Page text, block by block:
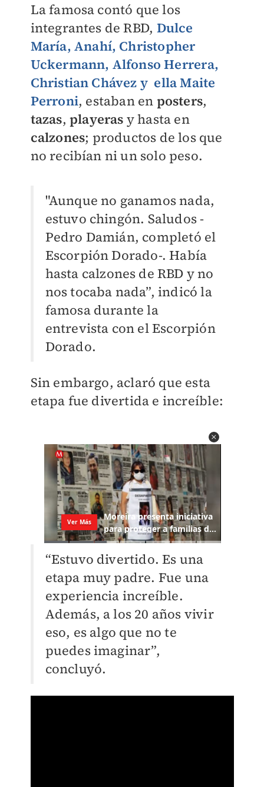
La famosa contó que los
integrantes de RBD, Dulce
María, Anahí, Christopher
Uckermann, Alfonso Herrera,
Christian Chávez y ella Maite
Perroni, estaban en posters,
tazas, playeras y hasta en
calzones; productos de los que
no recibían ni un solo peso.
"Aunque no ganamos nada,
estuvo chingón. Saludos -
Pedro Damián, completó el
Escorpión Dorado-. Había
hasta calzones de RBD y no
nos tocaba nada”, indicó la
famosa durante la
entrevista con el Escorpión
Dorado.
Sin embargo, aclaró que esta
etapa fue divertida e increíble:
“Estuvo divertido. Es una
etapa muy padre. Fue una
experiencia increíble.
Además, a los 20 años vivir
eso, es algo que no te
puedes imaginar”,
concluyó.